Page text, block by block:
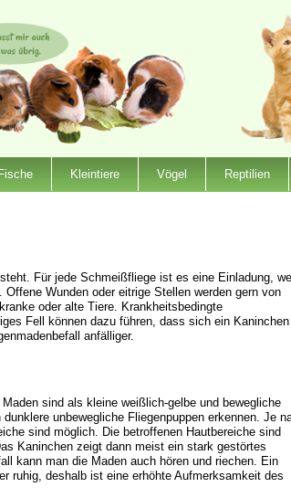
Kleintiere Vögel Reptilien
Für jede Schmeißfliege ist es eine Einladung,
Wunden oder eitrige Stellen werden gern von
oder alte Tiere. Krankheitsbedingte
Fell können dazu führen, dass sich ein Kaninchen
anfälliger.
sind als kleine weißlich-gelbe und bewegliche
unbewegliche Fliegenpuppen erkennen. Je
sind möglich. Die betroffenen Hautbereiche sind
Kaninchen zeigt dann meist ein stark gestörtes
kann man die Maden auch hören und riechen. Ein
ruhig, deshalb ist eine erhöhte Aufmerksamkeit des